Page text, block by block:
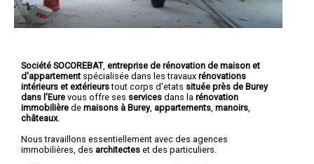
Société SOCOREBAT, entreprise de rénovation de maison et
d'appartement spécialisée dans les travaux rénovations
intérieurs et extérieurstout corps d'etats située près de Burey
dans l'Eure vous offre ses services dans la rénovation
immobilière de maisons à Burey, appartements manoirs
châteaux.
Nous travaillons essentiellement avec des agences
immobilières, des architectes et des particuliers.